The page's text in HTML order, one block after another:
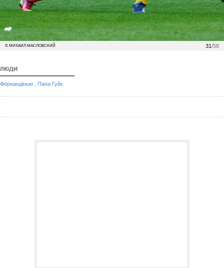
31/58
© МИХАИЛ МАСЛОВСКИЙ
ЛЮДИ
Фернандінью , Папа Гуйє